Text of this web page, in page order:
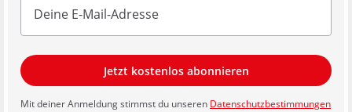
Jetzt kostenlos abonnieren
Mit deiner Anmeldung stimmst du unseren Datenschutzbestimmungen